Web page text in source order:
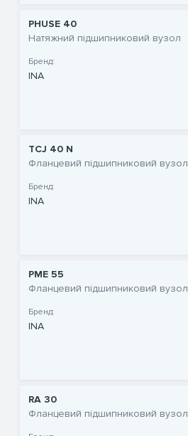
PHUSE 40
Натяжний підшипниковий вузол
Бренд:
INA
TCJ 40 N
Фланцевий підшипниковий вузол
Бренд:
INA
PME 55
Фланцевий підшипниковий вузол
Бренд:
INA
RA 30
Фланцевий підшипниковий вузол